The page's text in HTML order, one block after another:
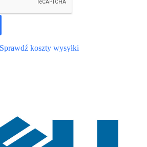
koszty wysyłki